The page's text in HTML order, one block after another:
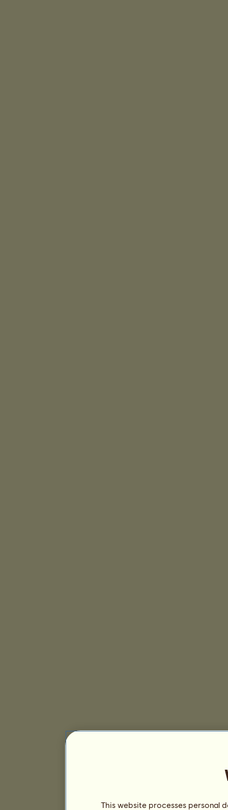
This website processes personal